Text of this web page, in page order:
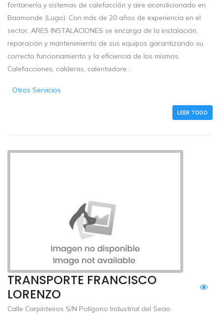
fontanería y sistemas de calefacción y aire acondicionado en
Baamonde (Lugo). Con más de 20 años de experiencia en el
sector, ARES INSTALACIONES se encarga de la instalación,
reparación y mantenimiento de sus equipos garantizando su
correcto funcionamiento y la eficiencia de los mismos.
Calefacciones, calderas, calentadore...
Otros Servicios
LEER TODO
TRANSPORTE FRANCISCO
LORENZO
Calle Carpinteiros S/N Polígono Industrial del Seao